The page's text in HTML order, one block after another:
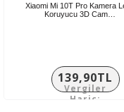
Xiaomi Mi 10T Pro Kamera
Koruyucu 3D Cam…
139,90TL
Vergiler
Hariç: